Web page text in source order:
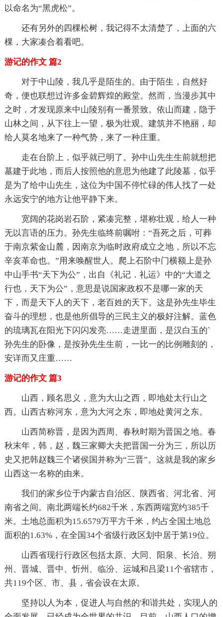
以命名为“黑虎松”。
还有另外的四棵松树，我记得不太清楚了，上面的六
棵，大家凑合着看吧。
游记的作文 篇2
对于中山陵，我几乎是陌生的。由于陌生，自然好
奇，便也联想过许多金碧辉煌的殿堂。然而，当漫步其中
之时，才发现原来中山陵别有一番景致。依山而建，隐于
山林之间，从下往上一望，极为壮观。建筑并不艳丽，却
给人莫名地来了一种气势，来了一种庄重。
走在台阶上，似乎就已明了。孙中山先生生前就想把
墓建于此地，而后人按照他的意思为他建了此陵墓，似乎
是为了给中山先生，这位为中国不停忙碌的伟人找了一处
永远安宁的地方让他平静下来。
宽阔的花岗岩石阶，紧凑完整，堪称壮观，给人一种
无以言语的压力。孙先生临终前嘱咐：“吾死之后，可葬
于南京紫金山麓，因南京为临时政府成立之地，所以不忘
辛亥革命也。”用来唤醒世人。爬上石阶中门横额上是孙
中山手书“天下为公”，出自《礼记．礼运》中的“大道之
行也，天下为公”，意思是说国家政权不是哪一家的天
下，而是天下人的天下，老百姓的天下。这是孙先生毕生
奋斗的理想，也是他所倡导的三民主义的极好注解。蓝色
的琉璃瓦在阳光下闪闪发亮……走进里面，是汉白玉的`
孙先生的卧像，是按孙先生生前，一比一的比例雕刻的，
安详而又庄重……
游记的作文 篇3
山西，顾名思义，意为大山之西，即地处太行山之
西。山西古称河东，意为大河之东，即地处黄河之东。
山西简称晋，是因为西周、春秋时期为晋国之地。春
秋末年，韩，赵，魏三家卿大夫把晋国一分为三，所以历
史又把韩赵魏三个诸侯国并称为“三晋”。这就是我的家乡
山西这一名称的由来。
我们的家乡位于内蒙古自治区、陕西省、河北省、河
南省之间。南北两端长约682千米，东西两端宽约385千
米。土地总面积为15.6579万平方千米，约占全国土地总
面积的1.63%，在全国34个省级行政区划中居于第19位。
山西省现行行政区包括太原、大同、阳泉、长治、朔
州、晋城、晋中、忻州、临汾、运城和吕梁11个省辖市，
共119个区、市、县，省会设在太原。
坚持以人为本，促进人与自然的'和谐共处，实现人的